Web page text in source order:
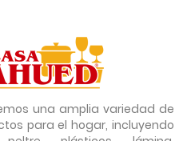
una amplia variedad de
para el hogar, incluyendo